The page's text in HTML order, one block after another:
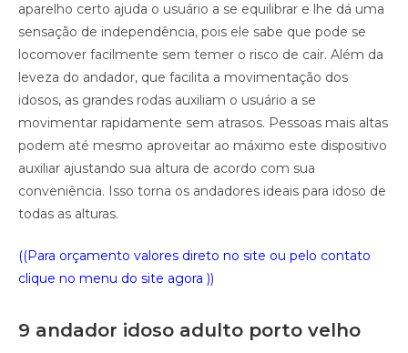
aparelho certo ajuda o usuário a se equilibrar e lhe dá uma
sensação de independência, pois ele sabe que pode se
locomover facilmente sem temer o risco de cair. Além da
leveza do andador, que facilita a movimentação dos
idosos, as grandes rodas auxiliam o usuário a se
movimentar rapidamente sem atrasos. Pessoas mais altas
podem até mesmo aproveitar ao máximo este dispositivo
auxiliar ajustando sua altura de acordo com sua
conveniência. Isso torna os andadores ideais para idoso de
todas as alturas.
((Para orçamento valores direto no site ou pelo contato
clique no menu do site agora ))
9 andador idoso adulto porto velho